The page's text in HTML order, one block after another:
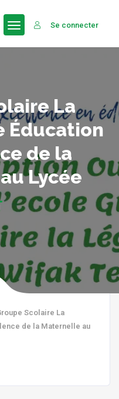
Se connecter
La
Éducation
de la
Lycée
Scolaire La
de la Maternelle au